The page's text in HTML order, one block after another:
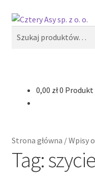
Przejdź
nawigacji
Przejdź
Szukaj
Produkty
Oferty specjalne
0,00 zł0 Produkt
Strona główna /Wpisy
Tag: